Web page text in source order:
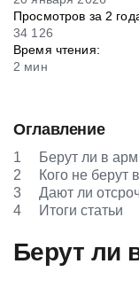
Просмотров за 2
34 126
Время чтения:
2 мин
Оглавление
1
Берут ли в
2
Кого не берут
3
Дают ли
4
Итоги статьи
Берут ли